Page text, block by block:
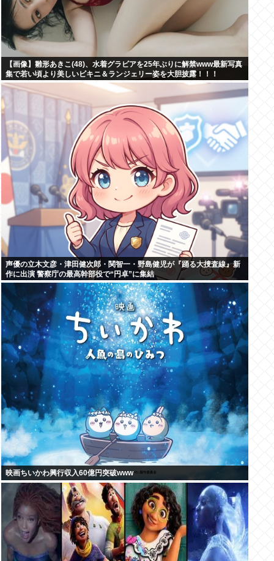
【画像】雛形あきこ(48)、水着グラビアを25年ぶりに解禁www最新写真
集で若い頃より美しいビキニ＆ランジェリー姿を大胆披露！！！
声優の立木文彦・津田健次郎・関智一・野島健児が『踊る大捜査線』新
作に出演 警察庁の最高幹部役で“円卓”に集結
映画ちいかわ興行収入60億円突破www